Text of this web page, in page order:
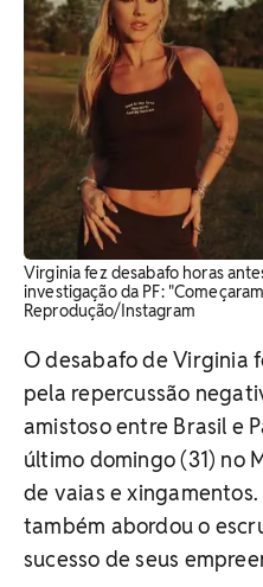
Virginia fez desabafo horas
investigação da PF:
Reprodução/Instagram
O desabafo de Virginia
pela repercussão
amistoso entre Brasil e
último domingo (31) no
de vaias e
também abordou o
sucesso de seus